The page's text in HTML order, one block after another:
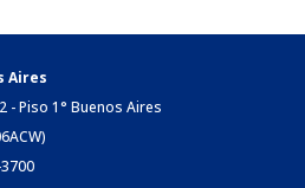
Aires
- Piso 1° Buenos Aires